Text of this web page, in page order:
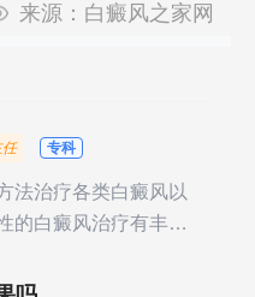
来源： 白癜风之家网
任 专科
法治疗各类白癜风以
的白癜风治疗有丰富
，并对白癜风患者的